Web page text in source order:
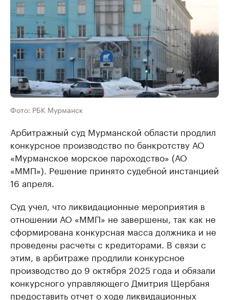
Фото: РБК Мурманск
Арбитражный суд Мурманской области продлил
конкурсное производство по банкротству АО
«Мурманское морское пароходство» (АО
«ММП»). Решение принято судебной инстанцией
16 апреля.
Суд учел, что ликвидационные мероприятия в
отношении АО «ММП» не завершены, так как не
сформирована конкурсная масса должника и не
проведены расчеты с кредиторами. В связи с
этим, в арбитраже продлили конкурсное
производство до 9 октября 2025 года и обязали
конкурсного управляющего Дмитрия Щербаня
предоставить отчет о ходе ликвидационных